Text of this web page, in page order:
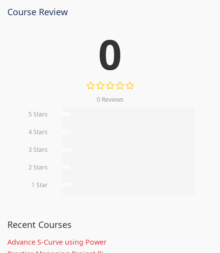
Course Review
0
0 Reviews
5 Stars
4 Stars
3 Stars
2 Stars
1 Star
Recent Courses
Advance S-Curve using Power